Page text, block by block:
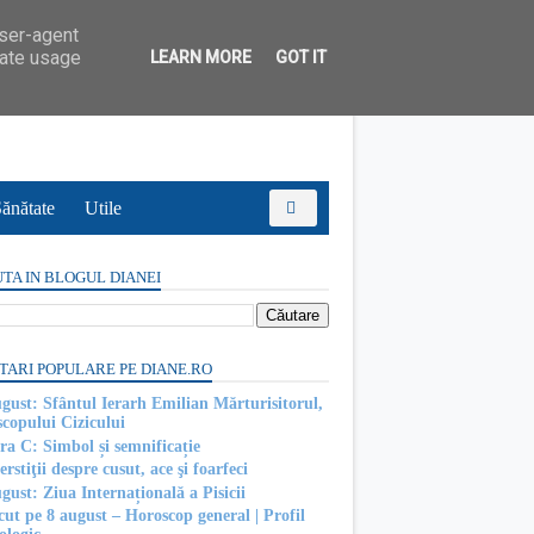
Utile
IN BLOGUL DIANEI
POPULARE PE DIANE.RO
Sfântul Ierarh Emilian Mărturisitorul,
Cizicului
C: Simbol și semnificație
despre cusut, ace şi foarfeci
Ziua Internațională a Pisicii
pe 8 august – Horoscop general | Profil
agent
usage
LEARN MORE GOT IT